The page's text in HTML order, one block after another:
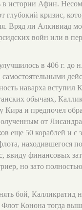
в истории Афин.
глубокий кризис,
Вряд ли Алкивиад
войн или в
в 406 г. до
самостоятельными
наварха вступил
обычаях,
Кира и предпочел
от
еще 50 кораблей и
находившегося
ввиду финансовых
но зато
бой, Калликратид
Конона тогда